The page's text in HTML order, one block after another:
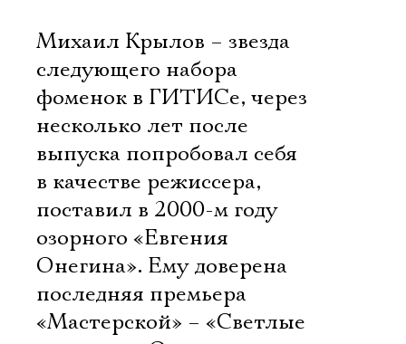
Михаил Крылов – звезда
следующего набора
фоменок в ГИТИСе, через
несколько лет после
выпуска попробовал себя
в качестве режиссера,
поставил в 2000-м году
озорного «Евгения
Онегина». Ему доверена
последняя премьера
«Мастерской» – «Светлые